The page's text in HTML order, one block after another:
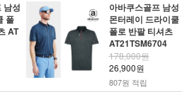
남성
폴
AT
아바쿠스골프 남성
몬터레이 드라이쿨
폴로 반팔 티셔츠
AT21TSM6704
178,000원
26,900원
807원 적립